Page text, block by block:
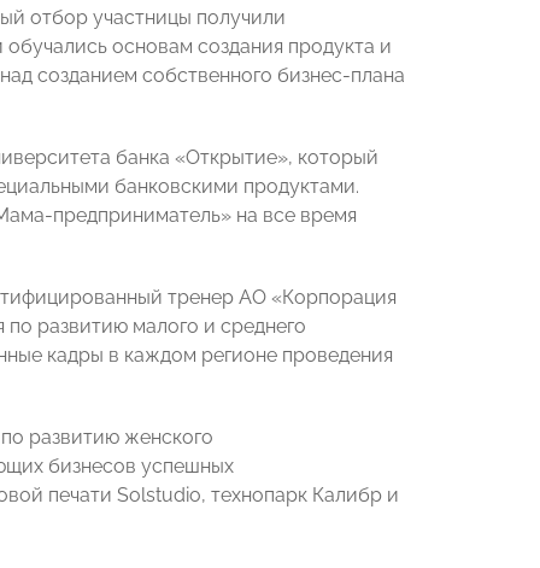
отбор участницы получили
основам создания продукта и
созданием собственного бизнес-плана
банка «Открытие», который
банковскими продуктами.
предприниматель» на все время
тренер АО «Корпорация
развитию малого и среднего
кадры в каждом регионе проведения
развитию женского
бизнесов успешных
печати Solstudio, технопарк Калибр и